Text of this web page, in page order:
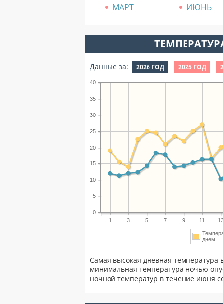
МАРТ
ИЮНЬ
Данные за: 2026 ГОД 2025 ГОД
1 3 5 7 9 11 13
0
5
10
15
20
25
30
35
40
днем
Самая высокая дневная температура
минимальная температура ночью
ночной температур в течение июня